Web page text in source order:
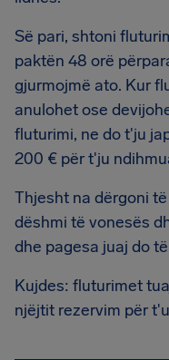
Së pari, shtoni
paktën 48 orë
gjurmojmë ato. Kur
anulohet ose
fluturimi, ne do t'ju
200 € për t'ju
Thjesht na dërgoni
dëshmi të vonesës
dhe pagesa juaj do
Kujdes: fluturimet
njëjtit rezervim për